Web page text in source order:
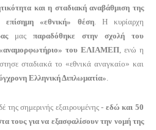
και η σταδιακή αναβάθμιση της
επίσημη «εθνική» θέση. Η κυρίαρχη
μας παραδόθηκε στην σχολή του
«αναμορφωτήριο» του ΕΛΙΑΜΕΠ, ενώ η
σταδιακά το «εθνικά αναγκαίο» και
Ελληνική Διπλωματία».
της σημερινής εξαιρουμένης - εδώ και 50
τους για να εξασφαλίσουν την νομή της